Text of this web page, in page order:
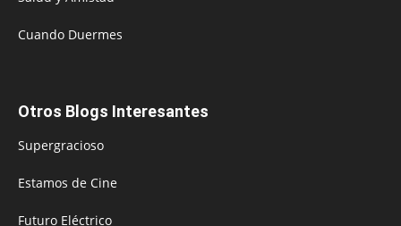
Cuando Duermes
Otros Blogs Interesantes
Supergracioso
Estamos de Cine
Futuro Eléctrico